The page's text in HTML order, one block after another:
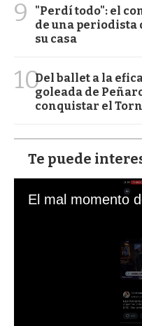
9
"Perdí todo": el
de una periodista
su casa
10Del ballet a la
goleada de
conquistar el
Te puede